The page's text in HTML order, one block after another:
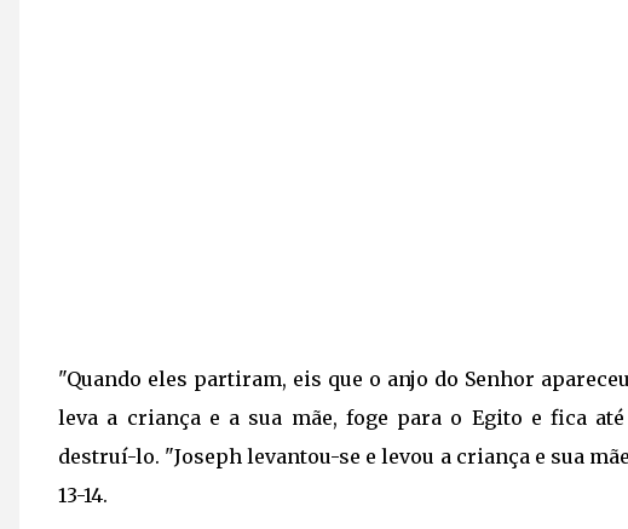
"Quando eles partiram, eis que o anjo do Senhor
leva a criança e a sua mãe, foge para o Egito e fica
destruí-lo. "Joseph levantou-se e levou a criança e sua
13-14.